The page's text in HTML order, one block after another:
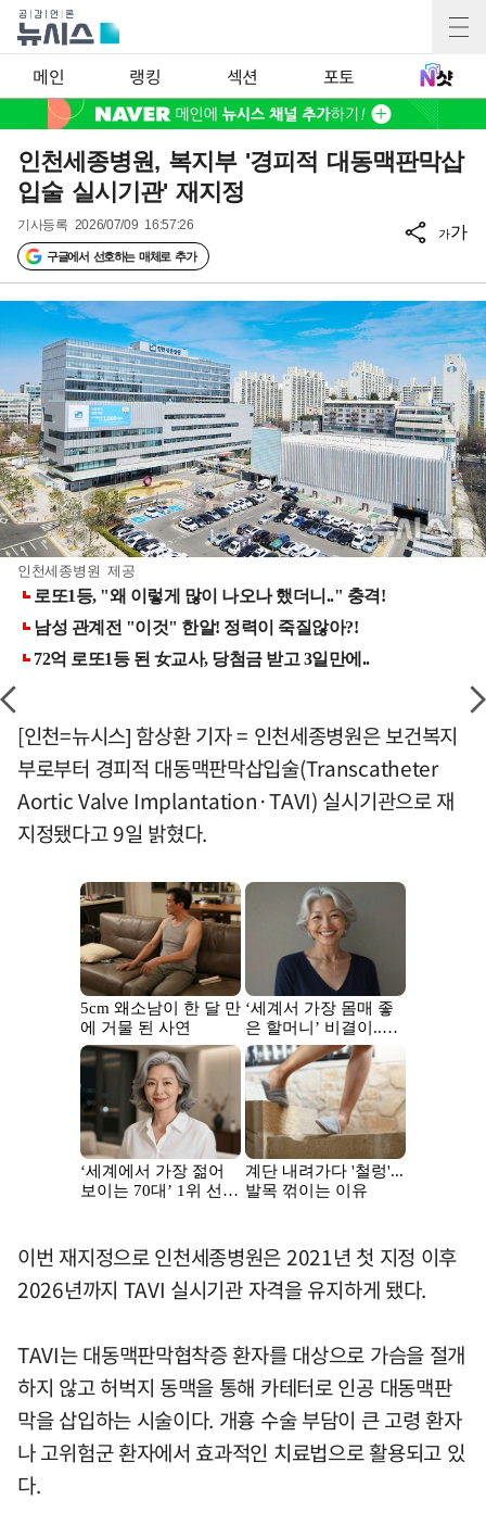
메인 랭킹 섹션 포토
인천세종병원, 복지부 '경피적 대동맥판막삽
입술 실시기관' 재지정
기사등록 2026/07/09 16:57:26
구글에서 선호하는 매체로 추가
가가
인천세종병원 제공
[인천=뉴시스] 함상환 기자 = 인천세종병원은 보건복지
부로부터 경피적 대동맥판막삽입술(Transcatheter
Aortic Valve Implantation·TAVI) 실시기관으로 재
지정됐다고 9일 밝혔다.
이번 재지정으로 인천세종병원은 2021년 첫 지정 이후
2026년까지 TAVI 실시기관 자격을 유지하게 됐다.
TAVI는 대동맥판막협착증 환자를 대상으로 가슴을 절개
하지 않고 허벅지 동맥을 통해 카테터로 인공 대동맥판
막을 삽입하는 시술이다. 개흉 수술 부담이 큰 고령 환자
나 고위험군 환자에서 효과적인 치료법으로 활용되고 있
다.